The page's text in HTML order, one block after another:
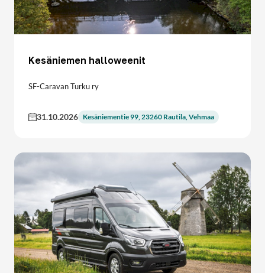
Kesäniemen halloweenit
SF-Caravan Turku ry
31.10.2026 Kesäniementie 99, 23260 Rautila, Vehmaa